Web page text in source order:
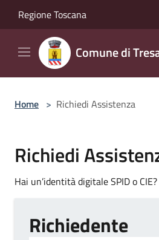
Regione Toscana
Comune di
Home > Richiedi Assistenza
Richiedi
Hai un’identità digitale SPID o CIE?
Richiedente